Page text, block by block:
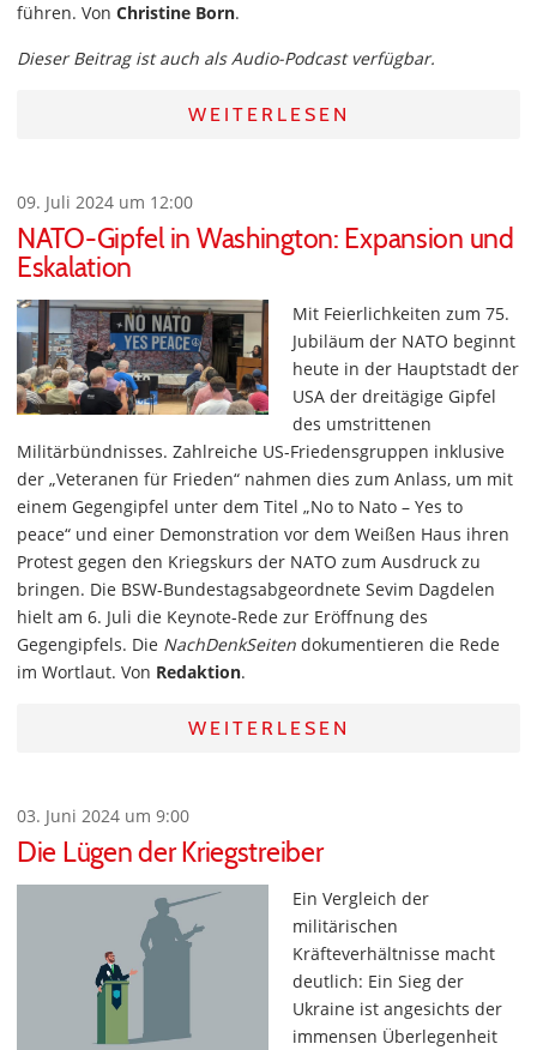
führen. Von Christine Born.
Dieser Beitrag ist auch als Audio-Podcast verfügbar.
WEITERLESEN
09. Juli 2024 um 12:00
NATO-Gipfel in Washington: Expansion und
Eskalation
Mit Feierlichkeiten zum 75.
Jubiläum der NATO beginnt
heute in der Hauptstadt der
USA der dreitägige Gipfel
des umstrittenen
Militärbündnisses. Zahlreiche US-Friedensgruppen inklusive
der „Veteranen für Frieden“ nahmen dies zum Anlass, um mit
einem Gegengipfel unter dem Titel „No to Nato – Yes to
peace“ und einer Demonstration vor dem Weißen Haus ihren
Protest gegen den Kriegskurs der NATO zum Ausdruck zu
bringen. Die BSW-Bundestagsabgeordnete Sevim Dagdelen
hielt am 6. Juli die Keynote-Rede zur Eröffnung des
Gegengipfels. Die NachDenkSeiten dokumentieren die Rede
im Wortlaut. Von Redaktion.
WEITERLESEN
03. Juni 2024 um 9:00
Die Lügen der Kriegstreiber
Ein Vergleich der
militärischen
Kräfteverhältnisse macht
deutlich: Ein Sieg der
Ukraine ist angesichts der
immensen Überlegenheit